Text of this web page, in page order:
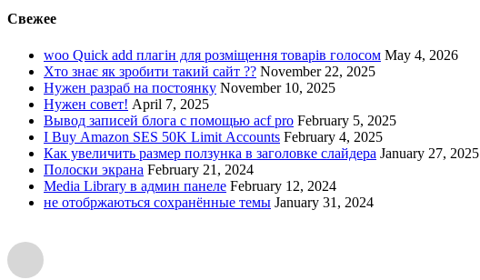
Свежее
woo Quick add плагін для розміщення товарів голосом May 4, 2026
Хто знає як зробити такий сайт ?? November 22, 2025
Нужен разраб на постоянку November 10, 2025
Нужен совет! April 7, 2025
Вывод записей блога с помощью acf pro February 5, 2025
I Buy Amazon SES 50K Limit Accounts February 4, 2025
Как увеличить размер ползунка в заголовке слайдера January 27, 2025
Полоски экрана February 21, 2024
Media Library в админ панеле February 12, 2024
не отобржаються сохранённые темы January 31, 2024